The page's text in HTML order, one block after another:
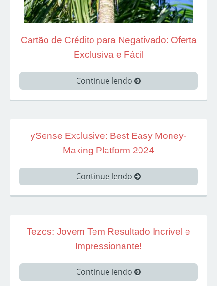
Cartão de Crédito para Negativado: Oferta
Exclusiva e Fácil
Continue lendo
ySense Exclusive: Best Easy Money-
Making Platform 2024
Continue lendo
Tezos: Jovem Tem Resultado Incrível e
Impressionante!
Continue lendo